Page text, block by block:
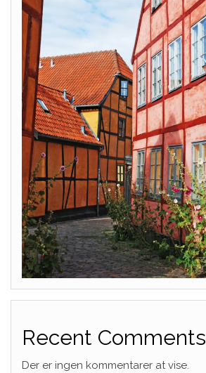
Recent Comments
Der er ingen kommentarer at vise.